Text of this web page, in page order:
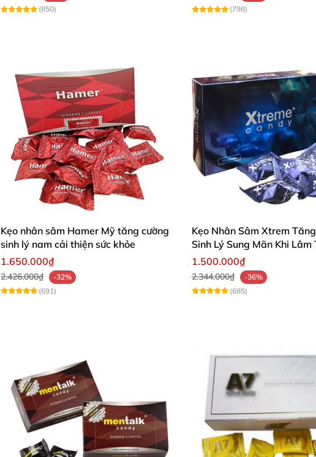
(850)
(798)
Kẹo nhân sâm Hamer Mỹ tăng cường
sinh lý nam cải thiện sức khỏe
1.650.000₫
2.426.000₫
-32%
(691)
Kẹo Nhân Sâm Xtrem
Sinh Lý Sung Mãn Khi Lâm
1.500.000₫
2.344.000₫
-36%
(685)